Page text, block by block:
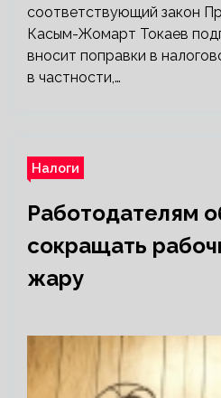
соответствующий закон
Касым-Жомарт Токаев
вносит поправки в
в частности,…
Налоги
Работодателям
сокращать
жару